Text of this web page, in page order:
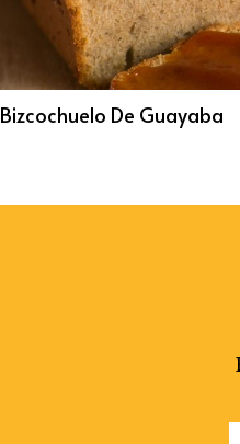
Bizcochuelo De Guayaba